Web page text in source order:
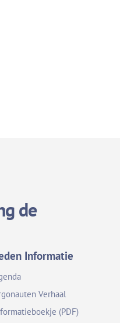
de
Informatie
Verhaal
(PDF)